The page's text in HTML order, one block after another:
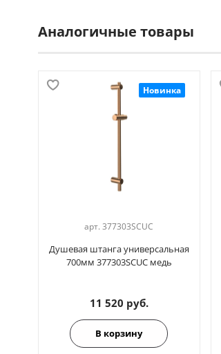
Аналогичные товары
Новинка
арт.377303SCUC
Душевая штанга универсальная
700мм 377303SCUC медь
11 520 руб.
В корзину